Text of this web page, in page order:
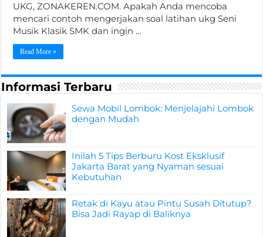
UKG, ZONAKEREN.COM. Apakah Anda mencoba
mencari contoh mengerjakan soal latihan ukg Seni
Musik Klasik SMK dan ingin …
Read More »
Informasi Terbaru
Sewa Mobil Lombok: Menjelajahi Lombok
dengan Mudah
Inilah 5 Tips Berburu Kost Eksklusif
Jakarta Barat yang Nyaman sesuai
Kebutuhan
Retak di Kayu atau Pintu Susah Ditutup?
Bisa Jadi Rayap di Baliknya